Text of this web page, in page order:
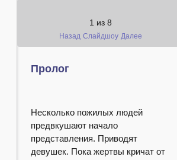
1 из 8
Назад Слайдшоу Далее
Пролог
Несколько пожилых людей
предвкушают начало
представления. Приводят
девушек. Пока жертвы кричат от